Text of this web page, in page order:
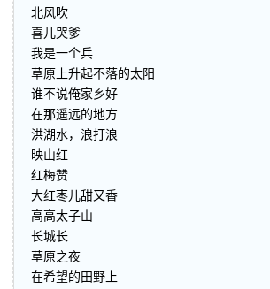
北风吹
喜儿哭爹
我是一个兵
草原上升起不落的太阳
谁不说俺家乡好
在那遥远的地方
洪湖水，浪打浪
映山红
红梅赞
大红枣儿甜又香
高高太子山
长城长
草原之夜
在希望的田野上